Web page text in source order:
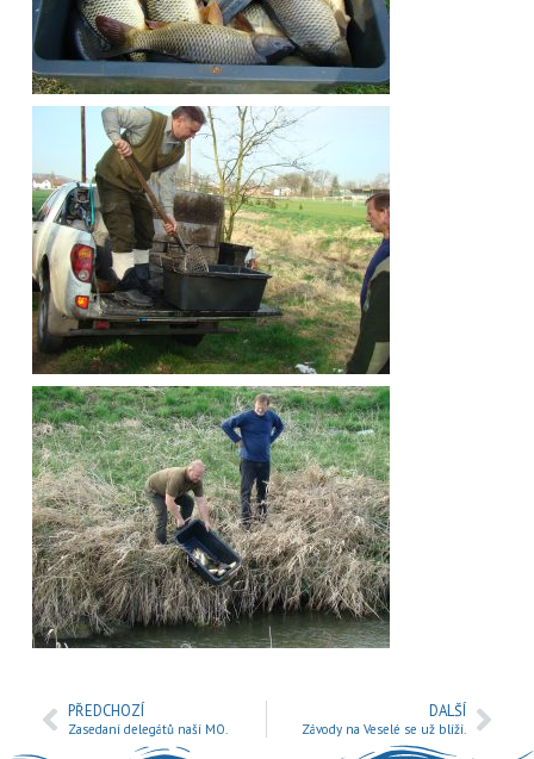
PŘEDCHOZÍ
Zasedaní delegátů naší MO.
DALŠÍ
Závody na Veselé se už blíží.